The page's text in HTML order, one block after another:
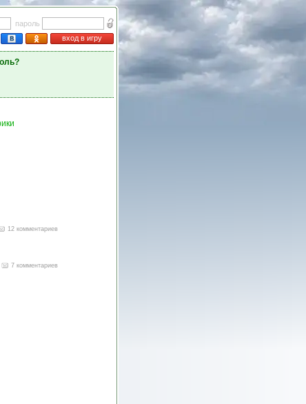
пароль
вход в игру
12 комментариев
7 комментариев